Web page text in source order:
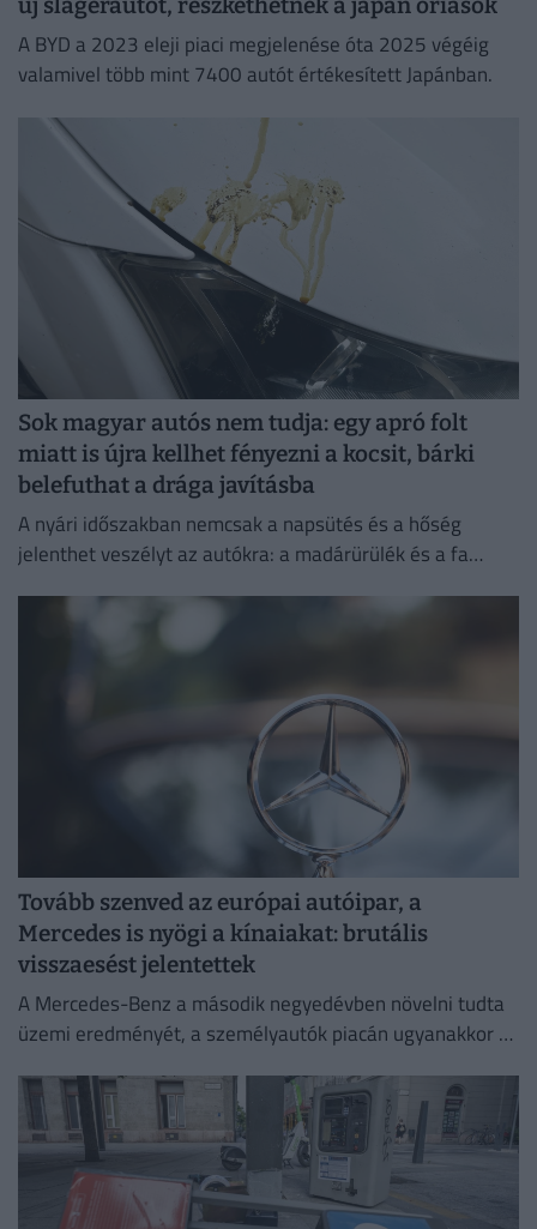
új slágerautót, reszkethetnek a japán óriások
A BYD a 2023 eleji piaci megjelenése óta 2025 végéig
valamivel több mint 7400 autót értékesített Japánban.
Sok magyar autós nem tudja: egy apró folt
miatt is újra kellhet fényezni a kocsit, bárki
belefuthat a drága javításba
A nyári időszakban nemcsak a napsütés és a hőség
jelenthet veszélyt az autókra: a madárürülék és a fa
Tovább szenved az európai autóipar, a
Mercedes is nyögi a kínaiakat: brutális
visszaesést jelentettek
A Mercedes-Benz a második negyedévben növelni tudta
üzemi eredményét, a személyautók piacán ugyanakkor –
romlott a jövedelmezőség.